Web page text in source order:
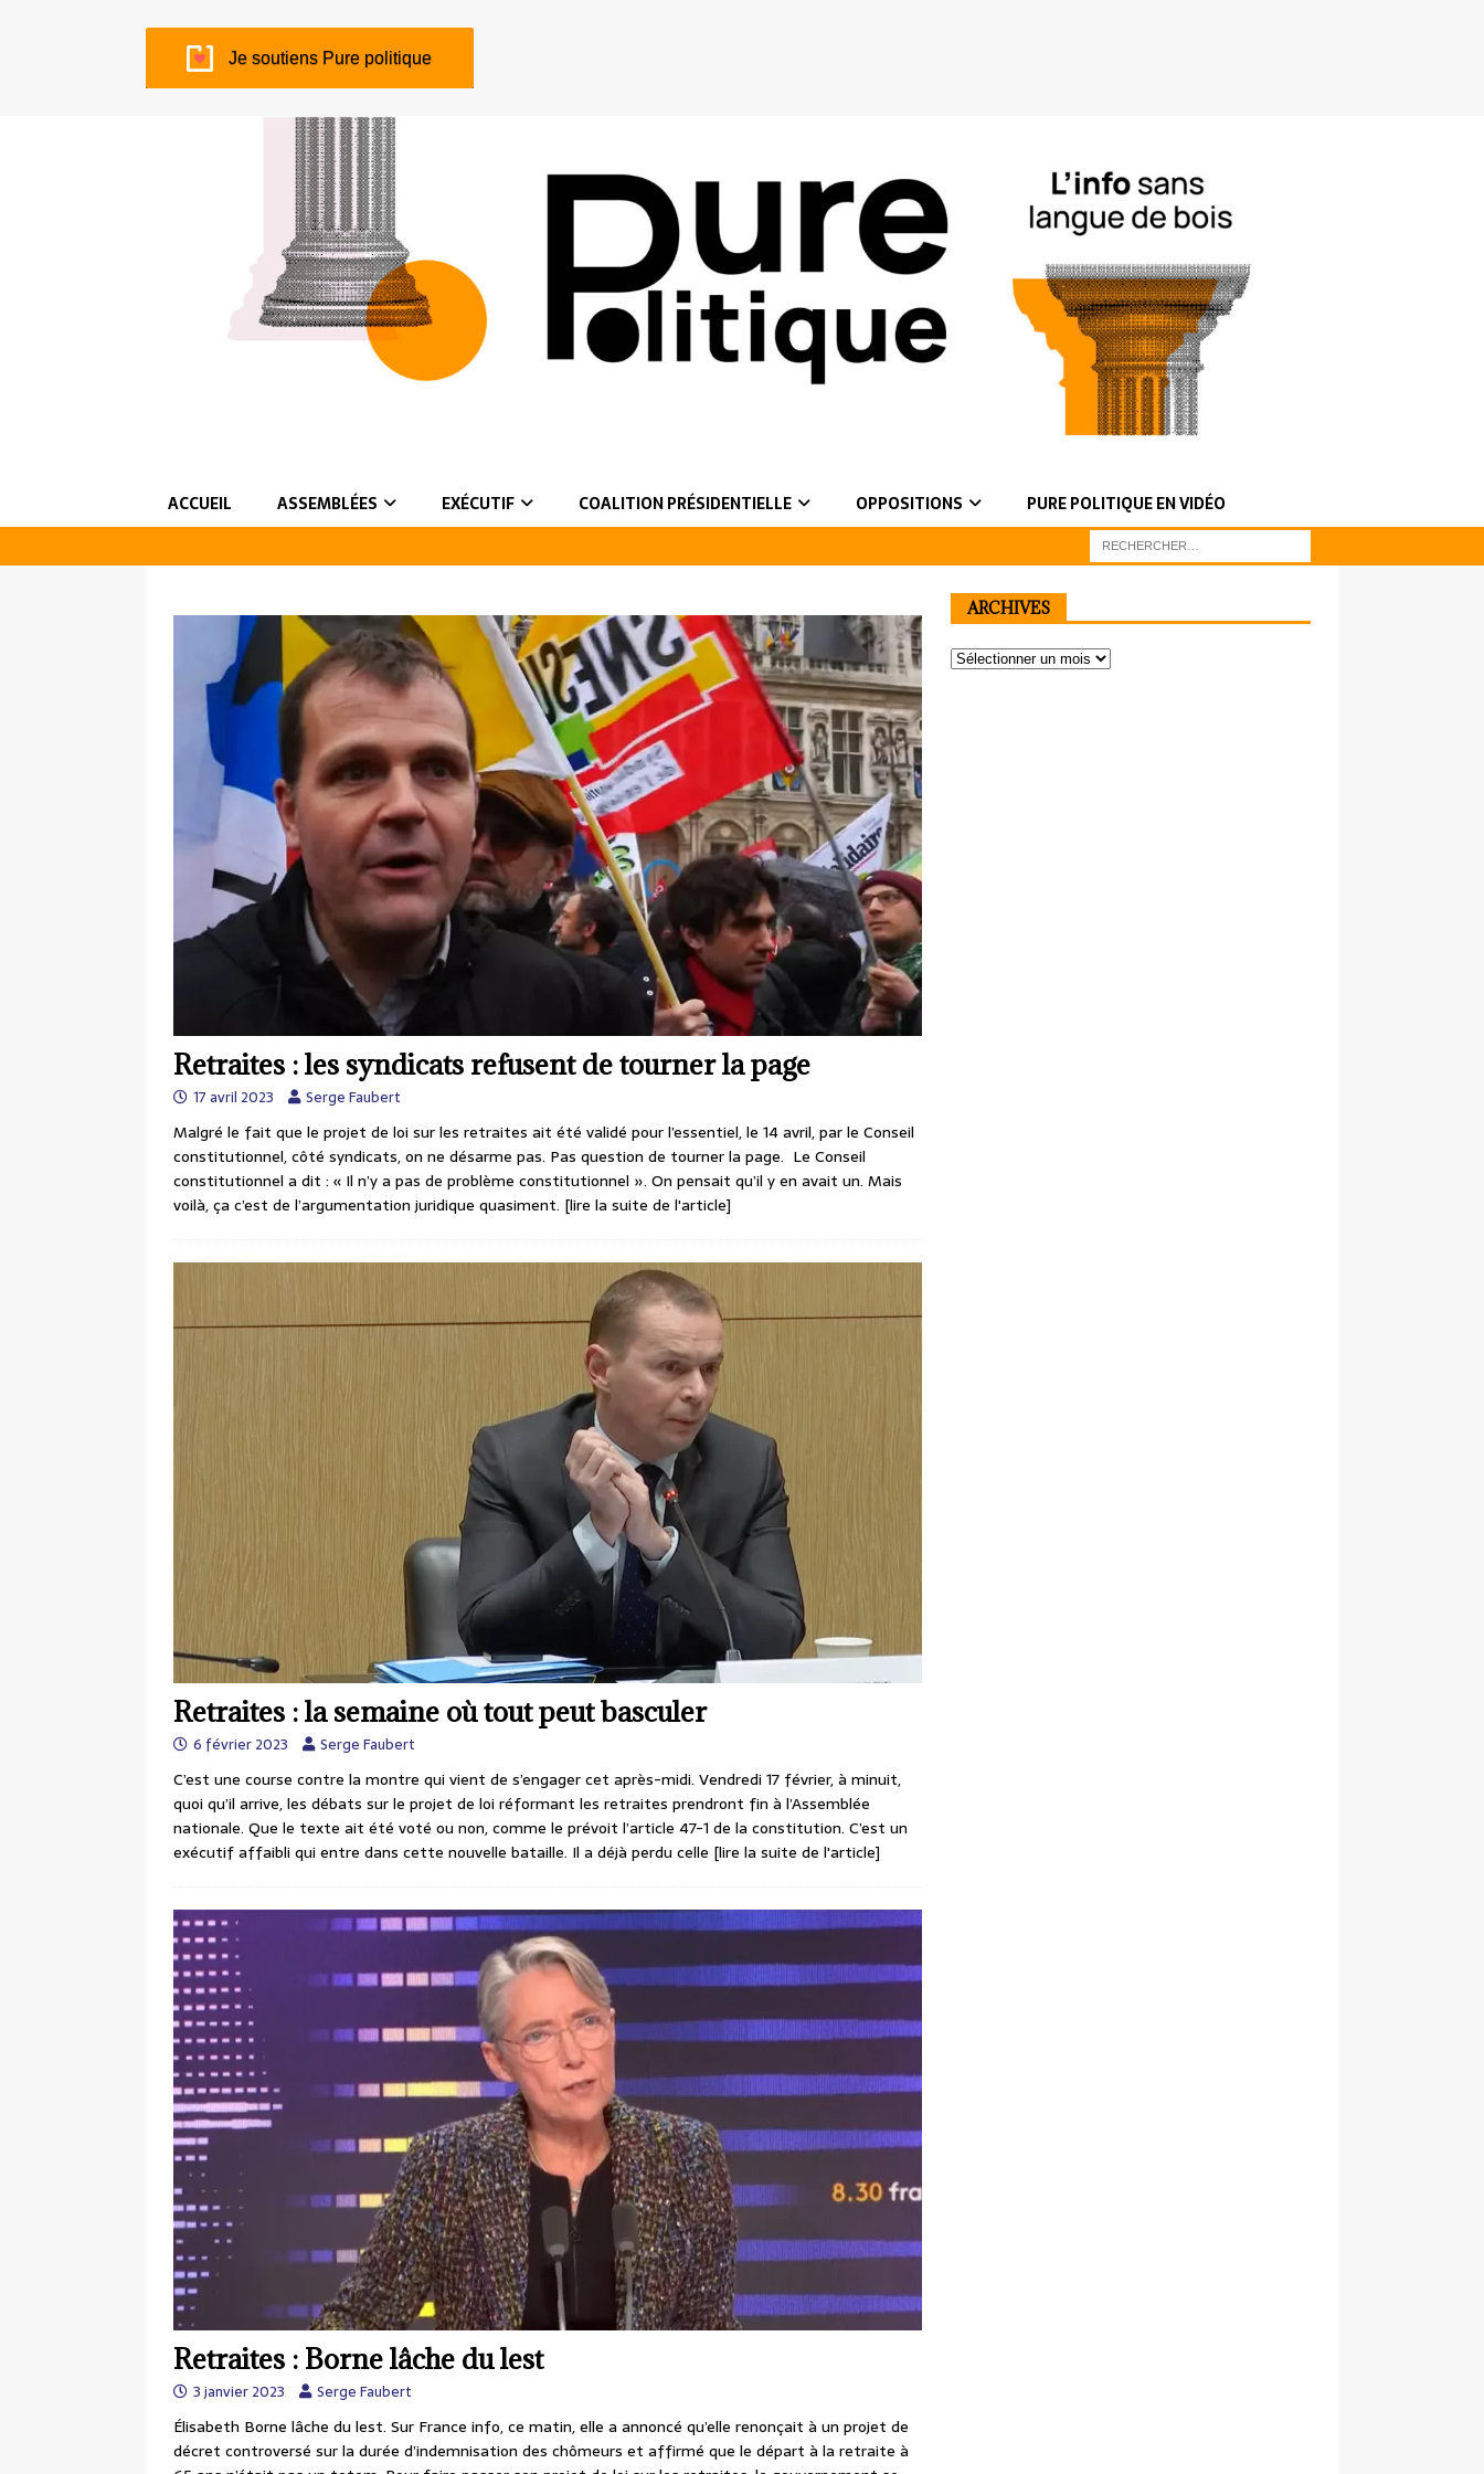
Je soutiens Pure politique
ACCUEIL ASSEMBLÉES EXÉCUTIF COALITION PRÉSIDENTIELLE OPPOSITIONS PURE POLITIQUE EN VIDÉO
Retraites : les syndicats refusent de tourner la page
17 avril 2023 Serge Faubert
Malgré le fait que le projet de loi sur les retraites ait été validé pour l’essentiel, le 14 avril, par le Conseil
constitutionnel, côté syndicats, on ne désarme pas. Pas question de tourner la page. Le Conseil
constitutionnel a dit : « Il n’y a pas de problème constitutionnel ». On pensait qu’il y en avait un. Mais
voilà, ça c’est de l’argumentation juridique quasiment. [lire la suite de l'article]
Retraites : la semaine où tout peut basculer
6 février 2023 Serge Faubert
C’est une course contre la montre qui vient de s’engager cet après-midi. Vendredi 17 février, à minuit,
quoi qu’il arrive, les débats sur le projet de loi réformant les retraites prendront fin à l’Assemblée
nationale. Que le texte ait été voté ou non, comme le prévoit l’article 47-1 de la constitution. C’est un
exécutif affaibli qui entre dans cette nouvelle bataille. Il a déjà perdu celle [lire la suite de l'article]
Retraites : Borne lâche du lest
3 janvier 2023 Serge Faubert
Élisabeth Borne lâche du lest. Sur France info, ce matin, elle a annoncé qu’elle renonçait à un projet de
décret controversé sur la durée d’indemnisation des chômeurs et affirmé que le départ à la retraite à
ARCHIVES